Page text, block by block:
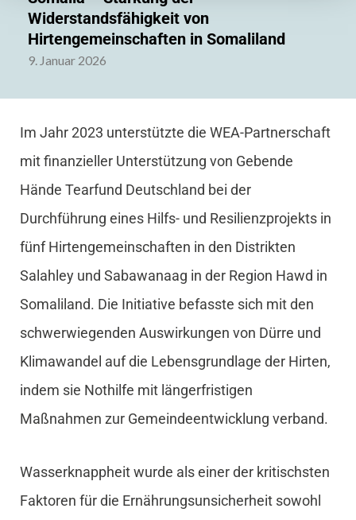
Widerstandsfähigkeit von
Hirtengemeinschaften in Somaliland
9. Januar 2026
Im Jahr 2023 unterstützte die WEA-Partnerschaft
mit finanzieller Unterstützung von Gebende
Hände Tearfund Deutschland bei der
Durchführung eines Hilfs- und Resilienzprojekts in
fünf Hirtengemeinschaften in den Distrikten
Salahley und Sabawanaag in der Region Hawd in
Somaliland. Die Initiative befasste sich mit den
schwerwiegenden Auswirkungen von Dürre und
Klimawandel auf die Lebensgrundlage der Hirten,
indem sie Nothilfe mit längerfristigen
Maßnahmen zur Gemeindeentwicklung verband.
Wasserknappheit wurde als einer der kritischsten
Faktoren für die Ernährungsunsicherheit sowohl